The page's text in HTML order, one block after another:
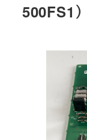
500FS1）